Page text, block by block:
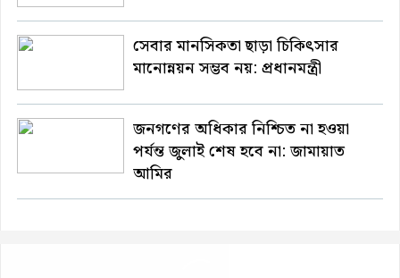
সেবার মানসিকতা ছাড়া চিকিৎসার
মানোন্নয়ন সম্ভব নয়: প্রধানমন্ত্রী
জনগণের অধিকার নিশ্চিত না হওয়া
পর্যন্ত জুলাই শেষ হবে না: জামায়াত
আমির